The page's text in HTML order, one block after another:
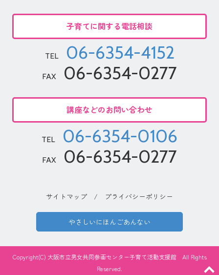
子育てに関する電話相談
TEL 06-6354-4152
FAX 06-6354-0277
講座などのお問い合わせ
TEL 06-6354-0106
FAX 06-6354-0277
サイトマップ / プライバシーポリシー
やさしいにほんごあんない
Copyright(C) 大阪市立男女共同参画センター子育て活動支援館 All Rights
Reserved.